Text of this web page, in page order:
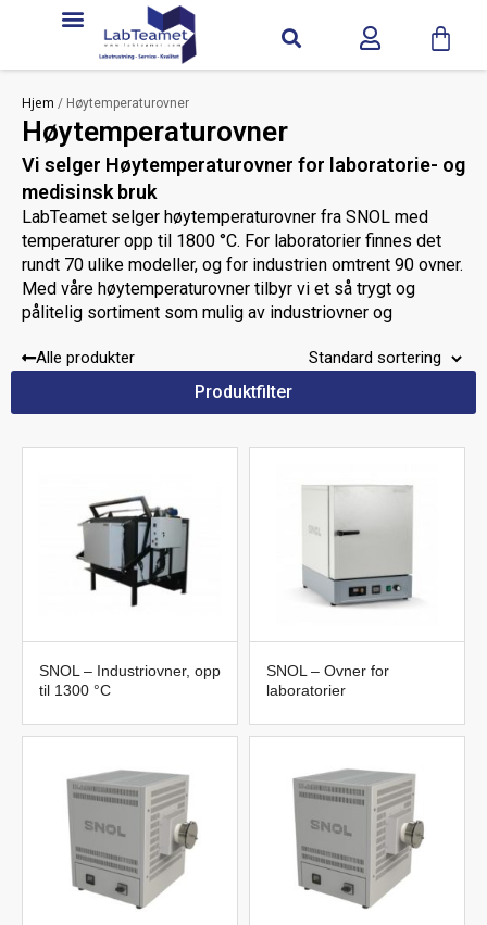
Hjem / Høytemperaturovner
Høytemperaturovner
Vi selger Høytemperaturovner for laboratorie- og
medisinsk bruk
LabTeamet selger høytemperaturovner fra SNOL med
temperaturer opp til 1800 °C. For laboratorier finnes det
rundt 70 ulike modeller, og for industrien omtrent 90 ovner.
Med våre høytemperaturovner tilbyr vi et så trygt og
pålitelig sortiment som mulig av industriovner og
Trenger du mer hjelp? Bruk SNOLs produktguide.
Produktguiden finner du i venstre kolonne på SNOLs
nettsted. Du kan også kontakte oss, så hjelper vi deg å
Trenger du hjelp til å finne veien blant
Høytemperaturovner?
Kontakt oss på 042-300 91 30 eller
labteamet@labteamet.com
Alle produkter
Produktfilter
SNOL – Industriovner, opp
til 1300 °C
SNOL – Ovner for
laboratorier